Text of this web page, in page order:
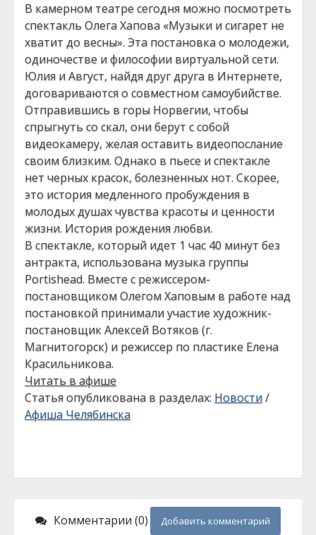
В камерном театре сегодня можно посмотреть
спектакль Олега Хапова «Музыки и сигарет не
хватит до весны». Эта постановка о молодежи,
одиночестве и философии виртуальной сети.
Юлия и Август, найдя друг друга в Интернете,
договариваются о совместном самоубийстве.
Отправившись в горы Норвегии, чтобы
спрыгнуть со скал, они берут с собой
видеокамеру, желая оставить видеопослание
своим близким. Однако в пьесе и спектакле
нет черных красок, болезненных нот. Скорее,
это история медленного пробуждения в
молодых душах чувства красоты и ценности
жизни. История рождения любви.
В спектакле, который идет 1 час 40 минут без
антракта, использована музыка группы
Portishead. Вместе с режиссером-
постановщиком Олегом Хаповым в работе над
постановкой принимали участие художник-
постановщик Алексей Вотяков (г.
Магнитогорск) и режиссер по пластике Елена
Красильникова.
Читать в афише
Статья опубликована в разделах: Новости/
Афиша Челябинска
Комментарии (0) Добавить комментарий